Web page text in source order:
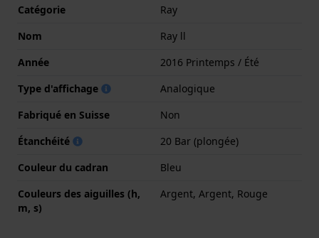
Catégorie
Ray
Nom
Ray ll
Année
2016 Printemps / Été
Type d'affichage
Analogique
Fabriqué en Suisse
Non
Étanchéité
20 Bar (plongée)
Couleur du cadran
Bleu
Couleurs des aiguilles (h,
m, s)
Argent, Argent, Rouge